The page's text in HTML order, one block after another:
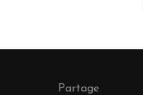
Partage